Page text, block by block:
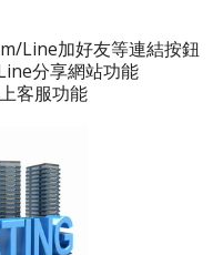
Line加好友等連結按鈕
分享網站功能
客服功能